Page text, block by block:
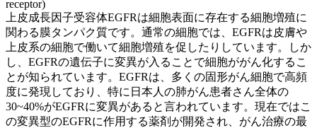
receptor)
上皮成長因子受容体EGFRは細胞表面に存在する細胞増殖に
関わる膜タンパク質です。通常の細胞では、EGFRは皮膚や
上皮系の細胞で働いて細胞増殖を促したりしています。しか
し、EGFRの遺伝子に変異が入ることで細胞ががん化するこ
とが知られています。EGFRは、多くの固形がん細胞で高頻
度に発現しており、特に日本人の肺がん患者さん全体の
30~40%がEGFRに変異があると言われています。現在ではこ
の変異型のEGFRに作用する薬剤が開発され、がん治療の最